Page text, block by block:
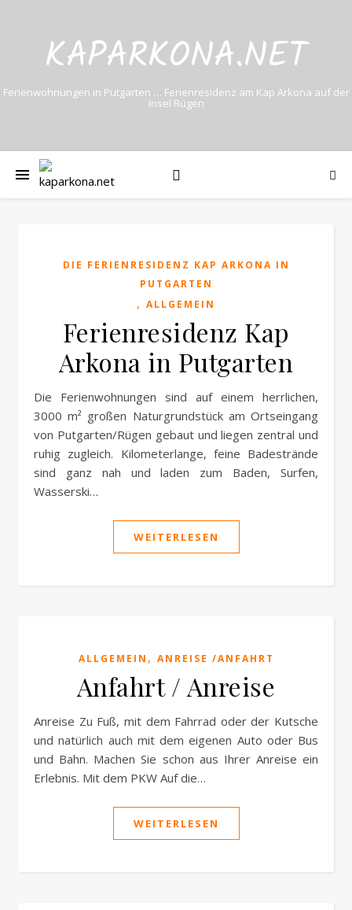
KAPARKONA.NET
Ferienwohnungen in Putgarten … Ferienresidenz am Kap Arkona auf der
Insel Rügen
DIE FERIENRESIDENZ KAP ARKONA IN
PUTGARTEN
, ALLGEMEIN
Ferienresidenz Kap
Arkona in Putgarten
Die Ferienwohnungen sind auf einem herrlichen,
3000 m² großen Naturgrundstück am Ortseingang
von Putgarten/Rügen gebaut und liegen zentral und
ruhig zugleich. Kilometerlange, feine Badestrände
sind ganz nah und laden zum Baden, Surfen,
Wasserski…
WEITERLESEN
ALLGEMEIN , ANREISE /ANFAHRT
Anfahrt / Anreise
Anreise Zu Fuß, mit dem Fahrrad oder der Kutsche
und natürlich auch mit dem eigenen Auto oder Bus
und Bahn. Machen Sie schon aus Ihrer Anreise ein
Erlebnis. Mit dem PKW Auf die…
WEITERLESEN